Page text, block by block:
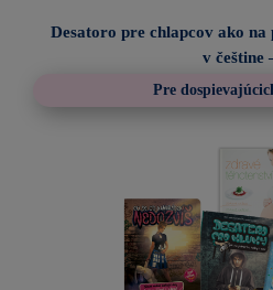
Desatoro pre chlapcov ako na
v češtine
Pre